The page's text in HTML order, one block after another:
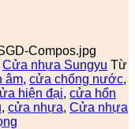
Compos.jpg
Cửa nhựa Sungyu Từ
âm, cửa chống nước,
hiện đại, cửa hổn
, cửa nhựa, Cửa nhựa